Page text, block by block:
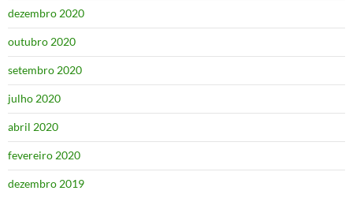
dezembro 2020
outubro 2020
setembro 2020
julho 2020
abril 2020
fevereiro 2020
dezembro 2019